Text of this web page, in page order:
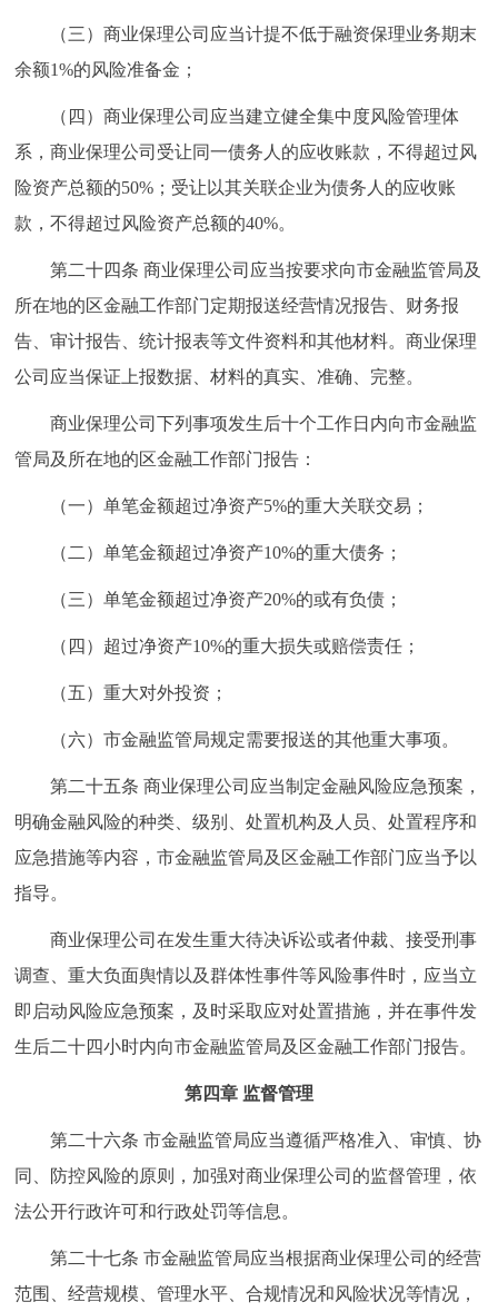
（三）商业保理公司应当计提不低于融资保理业务期末
余额1%的风险准备金；
（四）商业保理公司应当建立健全集中度风险管理体
系，商业保理公司受让同一债务人的应收账款，不得超过风
险资产总额的50%；受让以其关联企业为债务人的应收账
款，不得超过风险资产总额的40%。
第二十四条 商业保理公司应当按要求向市金融监管局及
所在地的区金融工作部门定期报送经营情况报告、财务报
告、审计报告、统计报表等文件资料和其他材料。商业保理
公司应当保证上报数据、材料的真实、准确、完整。
商业保理公司下列事项发生后十个工作日内向市金融监
管局及所在地的区金融工作部门报告：
（一）单笔金额超过净资产5%的重大关联交易；
（二）单笔金额超过净资产10%的重大债务；
（三）单笔金额超过净资产20%的或有负债；
（四）超过净资产10%的重大损失或赔偿责任；
（五）重大对外投资；
（六）市金融监管局规定需要报送的其他重大事项。
第二十五条 商业保理公司应当制定金融风险应急预案，
明确金融风险的种类、级别、处置机构及人员、处置程序和
应急措施等内容，市金融监管局及区金融工作部门应当予以
指导。
商业保理公司在发生重大待决诉讼或者仲裁、接受刑事
调查、重大负面舆情以及群体性事件等风险事件时，应当立
即启动风险应急预案，及时采取应对处置措施，并在事件发
生后二十四小时内向市金融监管局及区金融工作部门报告。
第四章 监督管理
第二十六条 市金融监管局应当遵循严格准入、审慎、协
同、防控风险的原则，加强对商业保理公司的监督管理，依
法公开行政许可和行政处罚等信息。
第二十七条 市金融监管局应当根据商业保理公司的经营
范围、经营规模、管理水平、合规情况和风险状况等情况，